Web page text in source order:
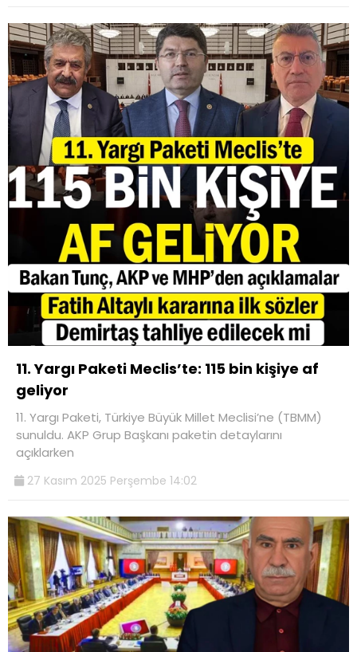
11. Yargı Paketi Meclis’te: 115 bin kişiye af
geliyor
11. Yargı Paketi, Türkiye Büyük Millet Meclisi’ne (TBMM)
sunuldu. AKP Grup Başkanı paketin detaylarını
açıklarken
27 Kasım 2025 Perşembe 14:02